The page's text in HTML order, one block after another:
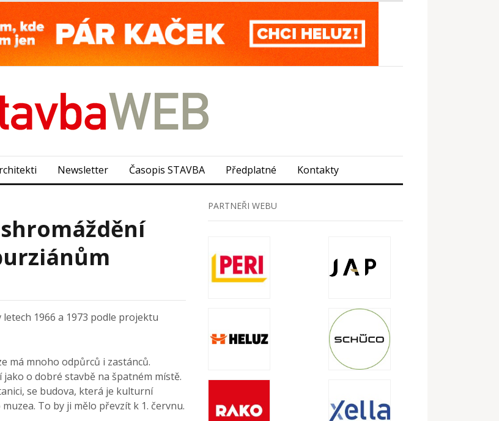
Newsletter Časopis STAVBA Předplatné Kontakty
1966 a 1973 podle projektu
má mnoho odpůrců i zastánců.
o dobré stavbě na špatném místě.
se budova, která je kulturní
To by ji mělo převzít k 1. červnu.
PARTNEŘI WEBU